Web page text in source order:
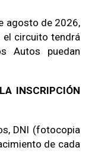
agosto de 2026,
el circuito tendrá
Autos puedan
INSCRIPCIÓN
DNI (fotocopia
de cada